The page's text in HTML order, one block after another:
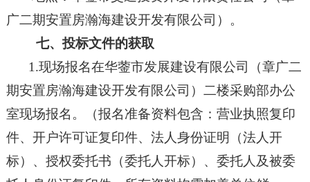
广二期安置房瀚海建设开发有限公司）。
七、投标文件的获取
1.现场报名在华蓥市发展建设有限公司（章广二
期安置房瀚海建设开发有限公司 ）二楼采购部办公
室现场报名。
（报名准备资料包含：营业执照复印
件、开户许可证复印件、法人身份证明（法人开
标）、授权委托书（委托人开标）、委托人及被委